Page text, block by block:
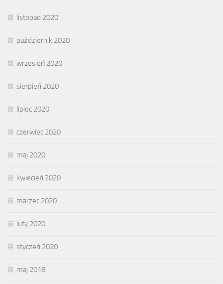
listopad 2020
październik 2020
wrzesień 2020
sierpień 2020
lipiec 2020
czerwiec 2020
maj 2020
kwiecień 2020
marzec 2020
luty 2020
styczeń 2020
maj 2018